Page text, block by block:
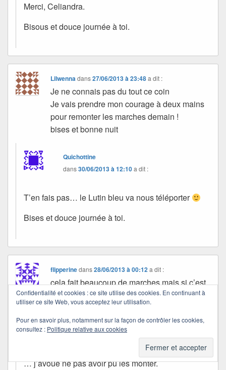
Merci, Celiandra.
Bisous et douce journée à toi.
Lilwennadans27/06/2013 à 23:48 a dit :
Je ne connais pas du tout ce coin
Je vais prendre mon courage à deux mains
pour remonter les marches demain !
bises et bonne nuit
Quichottine
dans30/06/2013 à 12:10a dit :
T’en fais pas… le Lutin bleu va nous téléporter
Bises et douce journée à toi.
flipperinedans28/06/2013 à 00:12 a dit :
cela fait beaucoup de marches mais si c’est
beau
Quichottine
dans30/06/2013 à 12:11
… j’avoue ne pas avoir pu les monter.
Confidentialité et cookies : ce site utilise des cookies. En continuant à
utiliser ce site Web, vous acceptez leur utilisation.
Pour en savoir plus, notamment sur la façon de contrôler les cookies,
consultez : Politique relative aux cookies